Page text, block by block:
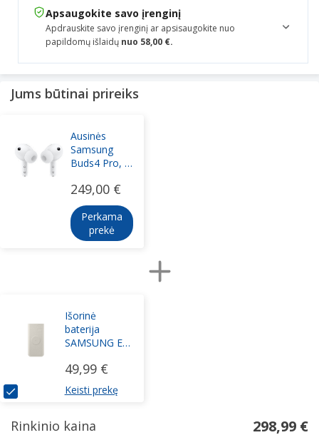
Apsaugokite savo įrenginį
Apdrauskite savo įrenginį ar apsisaugokite nuo
papildomų išlaidų nuo 58,00 €.
Jums būtinai prireiks
Ausinės
Samsung
Buds4 Pro, į
249,00 €
Perkama
prekė
Išorinė
baterija
SAMSUNG EB-
10000 mAh,
rusvai gelsvas
49,99 €
Keisti prekę
Rinkinio kaina
298,99 €